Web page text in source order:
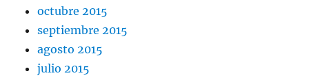
octubre 2015
septiembre 2015
agosto 2015
julio 2015